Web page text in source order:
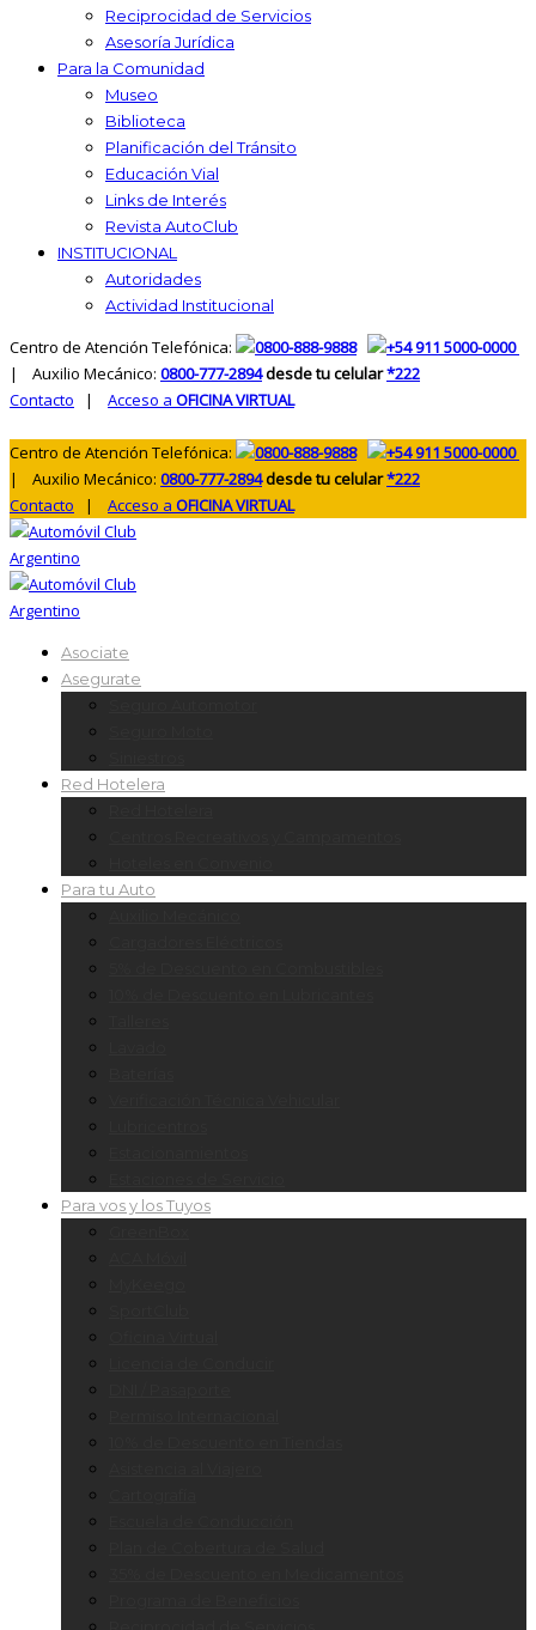
Reciprocidad de Servicios
Asesoría Jurídica
Para la Comunidad
Museo
Biblioteca
Planificación del Tránsito
Educación Vial
Links de Interés
Revista AutoClub
INSTITUCIONAL
Autoridades
Actividad Institucional
Centro de Atención Telefónica: 0800-888-9888
+54 911 5000-0000
| Auxilio Mecánico: 0800-777-2894desde tu celular*222
Contacto | Acceso a OFICINA VIRTUAL
Centro de Atención Telefónica: 0800-888-9888
+54 911 5000-0000
| Auxilio Mecánico: 0800-777-2894desde tu celular*222
Contacto | Acceso a OFICINA VIRTUAL
Asociate
Asegurate
Red Hotelera
Para tu Auto
Para vos y los Tuyos